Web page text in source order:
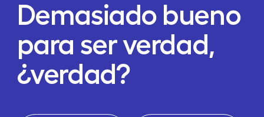
Demasiado bueno
para ser verdad,
¿verdad?